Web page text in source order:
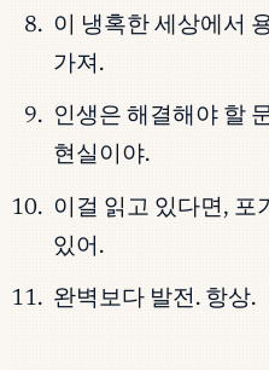
이 냉혹한 세상에서
가져.
인생은 해결해야 할
현실이야.
이걸 읽고 있다면, 포
있어.
완벽보다 발전. 항상.